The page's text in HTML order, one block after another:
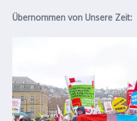
Übernommen von Unsere Zeit: